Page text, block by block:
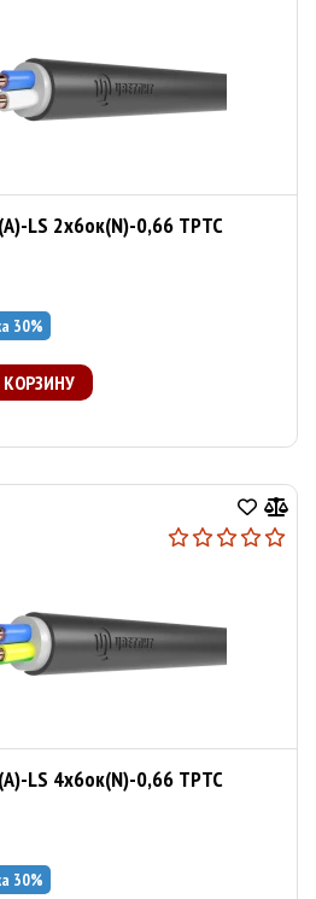
LS 2х6ок(N)-0,66 ТРТС
30%
КОРЗИНУ
LS 4х6ок(N)-0,66 ТРТС
30%